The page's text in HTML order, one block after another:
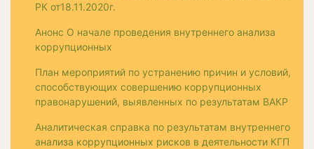
РК от18.11.2020г.
Анонс О начале проведения внутреннего анализа
коррупционных
План мероприятий по устранению причин и условий,
способствующих совершению коррупционных
правонарушений, выявленных по результатам ВАКР
Аналитическая справка по результатам внутреннего
анализа коррупционных рисков в деятельности КГП